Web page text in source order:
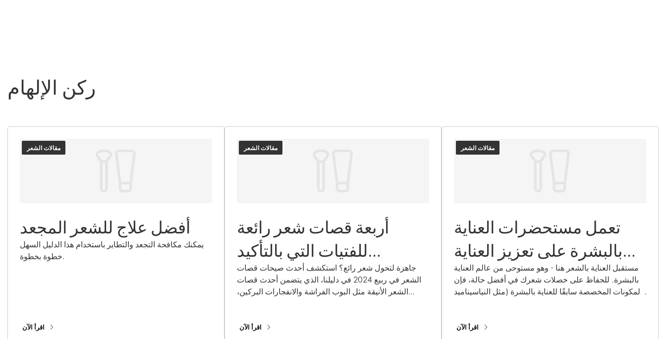
ركن الإلهام
مقالات الشعر
أفضل علاج للشعر المجعد
يمكنك مكافحة التجعد والتطاير باستخدام هذا الدليل السهل
خطوة بخطوة.
اقرأ الآن
مقالات الشعر
أربعة قصات شعر رائعة
للفتيات التي بالتأكيد
سترغبين في تجربتها هذا
الربيع
جاهزة لتحول شعر رائع؟ استكشف أحدث صيحات قصات
الشعر في ربيع 2024 في دليلنا، الذي يتضمن أحدث قصات
الشعر الأنيقة مثل البوب ​​الفراشة والانفجارات البركين،
اقرأ الآن
مقالات الشعر
تعمل مستحضرات العناية
بالبشرة على تعزيز العناية
بالشعر
مستقبل العناية بالشعر هنا - وهو مستوحى من عالم العناية
بالبشرة. للحفاظ على خصلات شعرك في أفضل حالة، فإن
المكونات المخصصة سابقًا للعناية بالبشرة (مثل النياسيناميد
بالإضافة إلى علاج شعرك، تهتم هذه المواد الفعالة أيضًا بفروة
اقرأ الآن